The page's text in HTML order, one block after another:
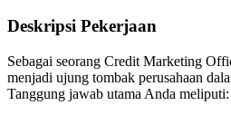
Deskripsi Pekerjaan
Sebagai seorang Credit Marketing
menjadi ujung tombak perusahaan
Tanggung jawab utama Anda meliputi: